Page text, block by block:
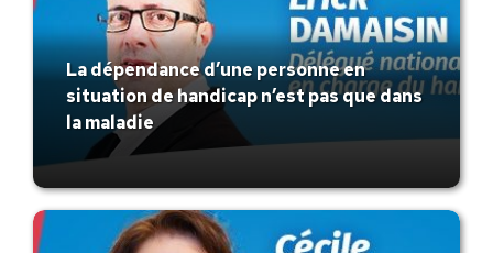
La dépendance d’une personne en
situation de handicap n’est pas que dans
la maladie